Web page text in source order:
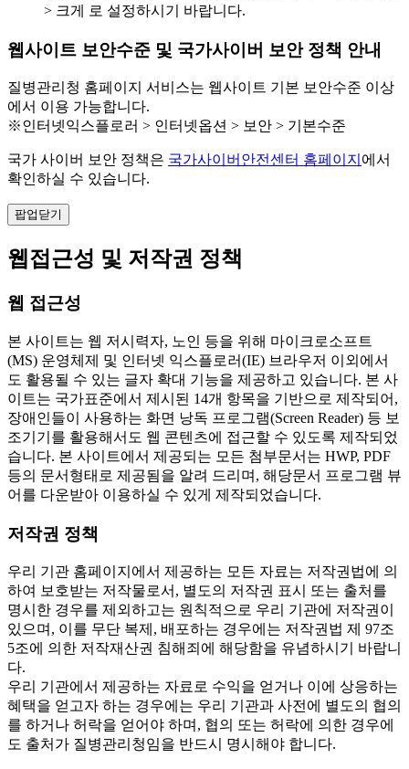
> 크게 로 설정하시기 바랍니다.
웹사이트 보안수준 및 국가사이버 보안 정책 안내
질병관리청 홈페이지 서비스는 웹사이트 기본 보안수준 이상
에서 이용 가능합니다.
※인터넷익스플로러 > 인터넷옵션 > 보안 > 기본수준
국가 사이버 보안 정책은 국가사이버안전센터 홈페이지 에서
확인하실 수 있습니다.
팝업닫기
웹접근성 및 저작권 정책
웹 접근성
본 사이트는 웹 저시력자, 노인 등을 위해 마이크로소프트
(MS) 운영체제 및 인터넷 익스플로러(IE) 브라우저 이외에서
도 활용될 수 있는 글자 확대 기능을 제공하고 있습니다. 본 사
이트는 국가표준에서 제시된 14개 항목을 기반으로 제작되어,
장애인들이 사용하는 화면 낭독 프로그램(Screen Reader) 등 보
조기기를 활용해서도 웹 콘텐츠에 접근할 수 있도록 제작되었
습니다. 본 사이트에서 제공되는 모든 첨부문서는 HWP, PDF
등의 문서형태로 제공됨을 알려 드리며, 해당문서 프로그램 뷰
어를 다운받아 이용하실 수 있게 제작되었습니다.
저작권 정책
우리 기관 홈페이지에서 제공하는 모든 자료는 저작권법에 의
하여 보호받는 저작물로서, 별도의 저작권 표시 또는 출처를
명시한 경우를 제외하고는 원칙적으로 우리 기관에 저작권이
있으며, 이를 무단 복제, 배포하는 경우에는 저작권법 제 97조
5조에 의한 저작재산권 침해죄에 해당함을 유념하시기 바랍니
다.
우리 기관에서 제공하는 자료로 수익을 얻거나 이에 상응하는
혜택을 얻고자 하는 경우에는 우리 기관과 사전에 별도의 협의
를 하거나 허락을 얻어야 하며, 협의 또는 허락에 의한 경우에
도 출처가 질병관리청임을 반드시 명시해야 합니다.